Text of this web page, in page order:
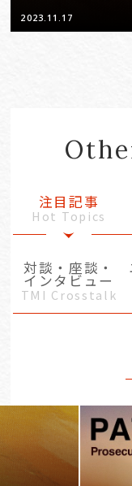
2023.11.17
注目記事
Hot Topics
対談・座談・
インタビュー
TMI Crosstalk